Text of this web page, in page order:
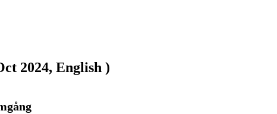
2024, English )